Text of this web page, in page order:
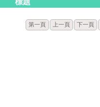
標題
第一頁 上一頁 下一頁